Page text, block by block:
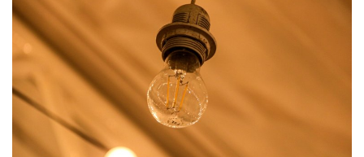
МИР
СПЕЦПРОЕКТЫ
СПОРТ
Чек-лист